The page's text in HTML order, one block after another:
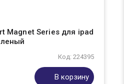
Magnet Series для ipad
Код: 224395
В корзину